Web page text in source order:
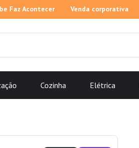
Faz Acontecer Venda corporativa
Cozinha Elétrica